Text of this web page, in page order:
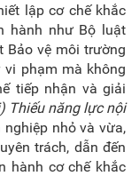
lập cơ chế khắc
hành như Bộ luật
Bảo vệ môi trường
phạm mà không
tiếp nhận và giải
Thiếu năng lực nội
nhỏ và vừa,
trách, dẫn đến
hành cơ chế khắc